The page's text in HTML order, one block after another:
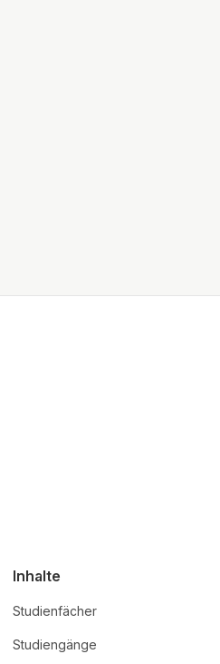
Inhalte
Studienfächer
Studiengänge